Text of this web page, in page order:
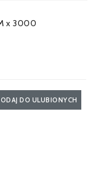
x 3000
DO ULUBIONYCH